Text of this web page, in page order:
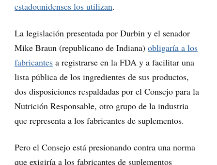
estadounidenses los utilizan.
La legislación presentada por Durbin y el senador
Mike Braun (republicano de Indiana) obligaría a los
fabricantes a registrarse en la FDA y a facilitar una
lista pública de los ingredientes de sus productos,
dos disposiciones respaldadas por el Consejo para la
Nutrición Responsable, otro grupo de la industria
que representa a los fabricantes de suplementos.
Pero el Consejo está presionando contra una norma
que exigiría a los fabricantes de suplementos